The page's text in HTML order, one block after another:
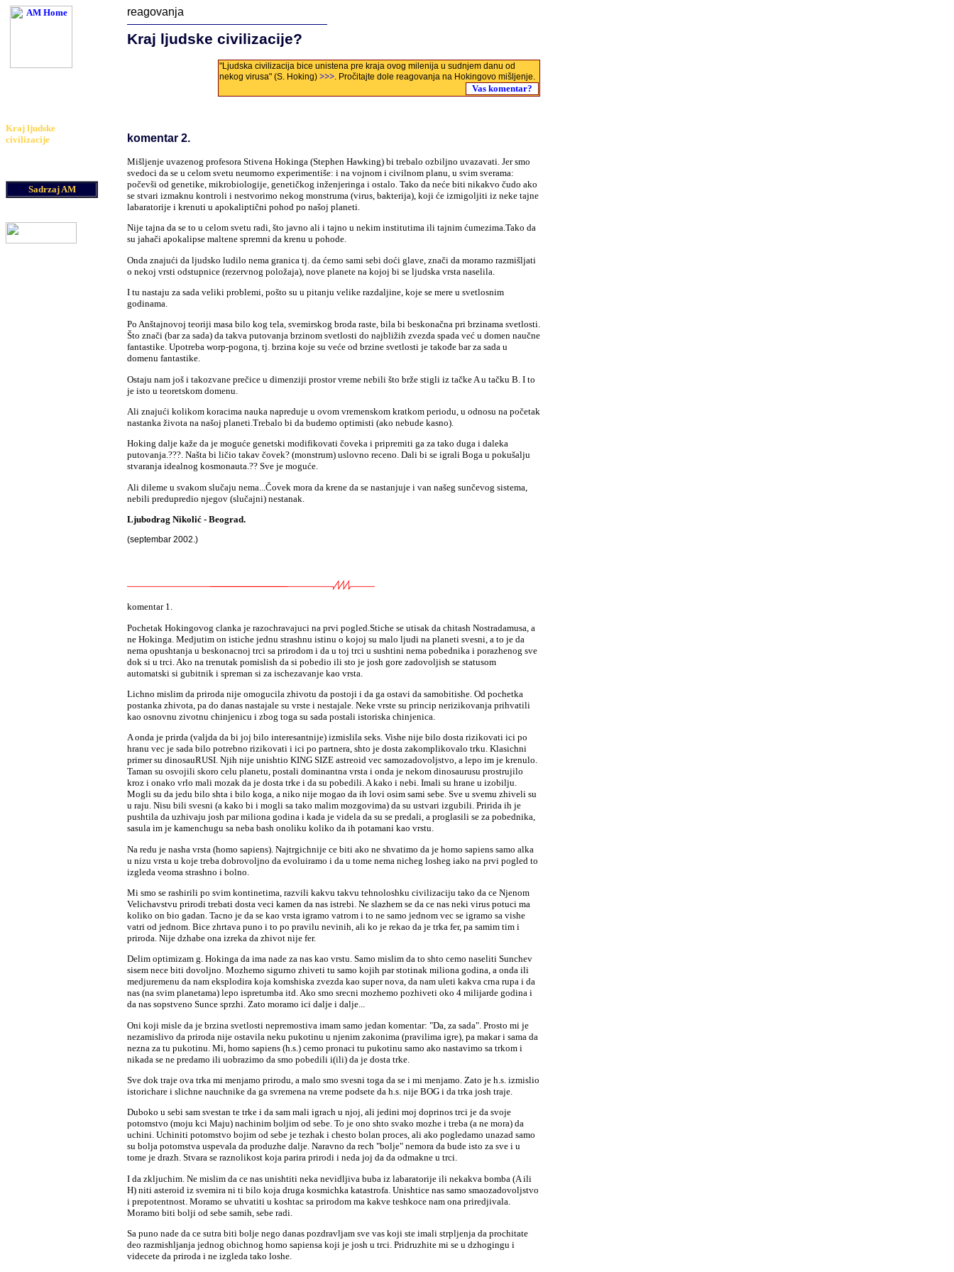
Kraj ljudske
civilizacije
Sadrzaj AM
reagovanja
Kraj ljudske civilizacije?
"Ljudska civilizacija bice unistena pre kraja ovog milenija u sudnjem danu od
nekog virusa" (S. Hoking) >>>. Pročitajte dole reagovanja na Hokingovo mišljenje.
Vas komentar?
komentar 2.
Mišljenje uvazenog profesora Stivena Hokinga (Stephen Hawking) bi trebalo ozbiljno uvazavati. Jer smo
svedoci da se u celom svetu neumorno experimentiše: i na vojnom i civilnom planu, u svim sverama:
počevši od genetike, mikrobiologije, genetičkog inženjeringa i ostalo. Tako da neće biti nikakvo čudo ako
se stvari izmaknu kontroli i nestvorimo nekog monstruma (virus, bakterija), koji će izmigoljiti iz neke tajne
labaratorije i krenuti u apokaliptični pohod po našoj planeti.
Nije tajna da se to u celom svetu radi, što javno ali i tajno u nekim institutima ili tajnim ćumezima.Tako da
su jahači apokalipse maltene spremni da krenu u pohode.
Onda znajući da ljudsko ludilo nema granica tj. da ćemo sami sebi doći glave, znači da moramo razmišljati
o nekoj vrsti odstupnice (rezervnog položaja), nove planete na kojoj bi se ljudska vrsta naselila.
I tu nastaju za sada veliki problemi, pošto su u pitanju velike razdaljine, koje se mere u svetlosnim
godinama.
Po Anštajnovoj teoriji masa bilo kog tela, svemirskog broda raste, bila bi beskonačna pri brzinama svetlosti.
Što znači (bar za sada) da takva putovanja brzinom svetlosti do najbližih zvezda spada već u domen naučne
fantastike. Upotreba worp-pogona, tj. brzina koje su veće od brzine svetlosti je takođe bar za sada u
domenu fantastike.
Ostaju nam još i takozvane prečice u dimenziji prostor vreme nebili što brže stigli iz tačke A u tačku B. I to
je isto u teoretskom domenu.
Ali znajući kolikom koracima nauka napreduje u ovom vremenskom kratkom periodu, u odnosu na početak
nastanka života na našoj planeti.Trebalo bi da budemo optimisti (ako nebude kasno).
Hoking dalje kaže da je moguće genetski modifikovati čoveka i pripremiti ga za tako duga i daleka
putovanja.???. Našta bi ličio takav čovek? (monstrum) uslovno receno. Dali bi se igrali Boga u pokušalju
stvaranja idealnog kosmonauta.?? Sve je moguće.
Ali dileme u svakom slučaju nema...Čovek mora da krene da se nastanjuje i van našeg sunčevog sistema,
nebili predupredio njegov (slučajni) nestanak.
Ljubodrag Nikolić - Beograd.
(septembar 2002.)
komentar 1.
Pochetak Hokingovog clanka je razochravajuci na prvi pogled.Stiche se utisak da chitash Nostradamusa, a
ne Hokinga. Medjutim on istiche jednu strashnu istinu o kojoj su malo ljudi na planeti svesni, a to je da
nema opushtanja u beskonacnoj trci sa prirodom i da u toj trci u sushtini nema pobednika i porazhenog sve
dok si u trci. Ako na trenutak pomislish da si pobedio ili sto je josh gore zadovoljish se statusom
automatski si gubitnik i spreman si za ischezavanje kao vrsta.
Lichno mislim da priroda nije omogucila zhivotu da postoji i da ga ostavi da samobitishe. Od pochetka
postanka zhivota, pa do danas nastajale su vrste i nestajale. Neke vrste su princip nerizikovanja prihvatili
kao osnovnu zivotnu chinjenicu i zbog toga su sada postali istoriska chinjenica.
A onda je prirda (valjda da bi joj bilo interesantnije) izmislila seks. Vishe nije bilo dosta rizikovati ici po
hranu vec je sada bilo potrebno rizikovati i ici po partnera, shto je dosta zakomplikovalo trku. Klasichni
primer su dinosauRUSI. Njih nije unishtio KING SIZE astreoid vec samozadovoljstvo, a lepo im je krenulo.
Taman su osvojili skoro celu planetu, postali dominantna vrsta i onda je nekom dinosaurusu prostrujilo
kroz i onako vrlo mali mozak da je dosta trke i da su pobedili. A kako i nebi. Imali su hrane u izobilju.
Mogli su da jedu bilo shta i bilo koga, a niko nije mogao da ih lovi osim sami sebe. Sve u svemu zhiveli su
u raju. Nisu bili svesni (a kako bi i mogli sa tako malim mozgovima) da su ustvari izgubili. Pririda ih je
pushtila da uzhivaju josh par miliona godina i kada je videla da su se predali, a proglasili se za pobednika,
sasula im je kamenchugu sa neba bash onoliku koliko da ih potamani kao vrstu.
Na redu je nasha vrsta (homo sapiens). Najtrgichnije ce biti ako ne shvatimo da je homo sapiens samo alka
u nizu vrsta u koje treba dobrovoljno da evoluiramo i da u tome nema nicheg losheg iako na prvi pogled to
izgleda veoma strashno i bolno.
Mi smo se rashirili po svim kontinetima, razvili kakvu takvu tehnoloshku civilizaciju tako da ce Njenom
Velichavstvu prirodi trebati dosta veci kamen da nas istrebi. Ne slazhem se da ce nas neki virus potuci ma
koliko on bio gadan. Tacno je da se kao vrsta igramo vatrom i to ne samo jednom vec se igramo sa vishe
vatri od jednom. Bice zhrtava puno i to po pravilu nevinih, ali ko je rekao da je trka fer, pa samim tim i
priroda. Nije dzhabe ona izreka da zhivot nije fer.
Delim optimizam g. Hokinga da ima nade za nas kao vrstu. Samo mislim da to shto cemo naseliti Sunchev
sisem nece biti dovoljno. Mozhemo sigurno zhiveti tu samo kojih par stotinak miliona godina, a onda ili
medjuremenu da nam eksplodira koja komshiska zvezda kao super nova, da nam uleti kakva crna rupa i da
nas (na svim planetama) lepo ispretumba itd. Ako smo srecni mozhemo pozhiveti oko 4 milijarde godina i
da nas sopstveno Sunce sprzhi. Zato moramo ici dalje i dalje...
Oni koji misle da je brzina svetlosti nepremostiva imam samo jedan komentar: "Da, za sada". Prosto mi je
nezamislivo da priroda nije ostavila neku pukotinu u njenim zakonima (pravilima igre), pa makar i sama da
nezna za tu pukotinu. Mi, homo sapiens (h.s.) cemo pronaci tu pukotinu samo ako nastavimo sa trkom i
nikada se ne predamo ili uobrazimo da smo pobedili i(ili) da je dosta trke.
Sve dok traje ova trka mi menjamo prirodu, a malo smo svesni toga da se i mi menjamo. Zato je h.s. izmislio
istorichare i slichne nauchnike da ga svremena na vreme podsete da h.s. nije BOG i da trka josh traje.
Duboko u sebi sam svestan te trke i da sam mali igrach u njoj, ali jedini moj doprinos trci je da svoje
potomstvo (moju kci Maju) nachinim boljim od sebe. To je ono shto svako mozhe i treba (a ne mora) da
uchini. Uchiniti potomstvo bojim od sebe je tezhak i chesto bolan proces, ali ako pogledamo unazad samo
su bolja potomstva uspevala da produzhe dalje. Naravno da rech "bolje" nemora da bude isto za sve i u
tome je drazh. Stvara se raznolikost koja parira prirodi i neda joj da da odmakne u trci.
I da zkljuchim. Ne mislim da ce nas unishtiti neka nevidljiva buba iz labaratorije ili nekakva bomba (A ili
H) niti asteroid iz svemira ni ti bilo koja druga kosmichka katastrofa. Unishtice nas samo smaozadovoljstvo
i prepotentnost. Moramo se uhvatiti u koshtac sa prirodom ma kakve teshkoce nam ona priredjivala.
Moramo biti bolji od sebe samih, sebe radi.
Sa puno nade da ce sutra biti bolje nego danas pozdravljam sve vas koji ste imali strpljenja da prochitate
deo razmishljanja jednog obichnog homo sapiensa koji je josh u trci. Pridruzhite mi se u dzhogingu i
videcete da priroda i ne izgleda tako loshe.